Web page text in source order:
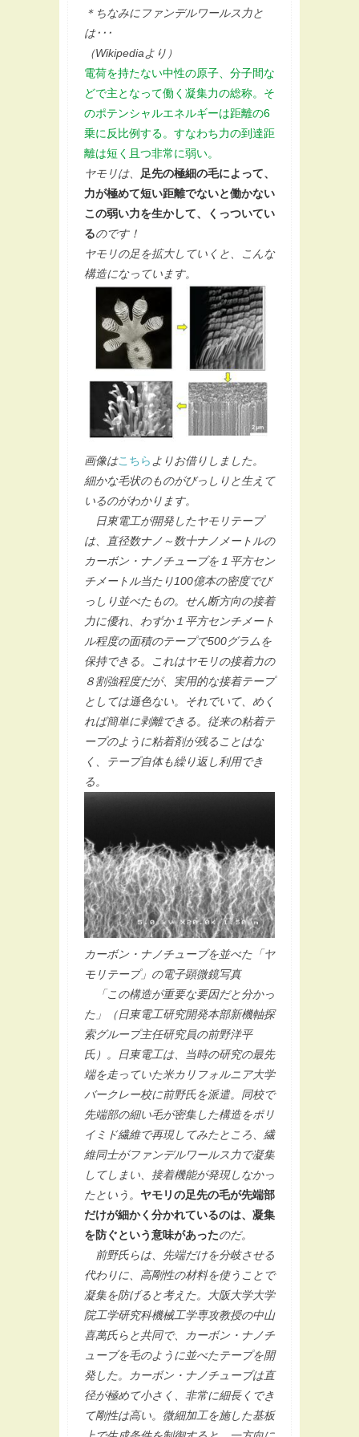
＊ちなみにファンデルワールス力と
は･･･
（Wikipediaより）
電荷を持たない中性の原子、分子間な
どで主となって働く凝集力の総称。そ
のポテンシャルエネルギーは距離の6
乗に反比例する。すなわち力の到達距
離は短く且つ非常に弱い。
ヤモリは、
足先の極細の毛によって、
力が極めて短い距離でないと働かない
この弱い力を生かして、くっついてい
るのです！
ヤモリの足を拡大していくと、こんな
構造になっています。
画像はこちら よりお借りしました。
細かな毛状のものがびっしりと生えて
いるのがわかります。
日東電工が開発したヤモリテープ
は、直径数ナノ～数十ナノメートルの
カーボン・ナノチューブを１平方セン
チメートル当たり100億本の密度でび
っしり並べたもの。せん断方向の接着
力に優れ、わずか１平方センチメート
ル程度の面積のテープで500グラムを
保持できる。これはヤモリの接着力の
８割強程度だが、実用的な接着テープ
としては遜色ない。それでいて、めく
れば簡単に剥離できる。従来の粘着テ
ープのように粘着剤が残ることはな
く、テープ自体も繰り返し利用でき
る。
カーボン・ナノチューブを並べた「ヤ
モリテープ」の電子顕微鏡写真
「この構造が重要な要因だと分かっ
た」（日東電工研究開発本部新機軸探
索グループ主任研究員の前野洋平
氏）。日東電工は、当時の研究の最先
端を走っていた米カリフォルニア大学
バークレー校に前野氏を派遣。同校で
先端部の細い毛が密集した構造をポリ
イミド繊維で再現してみたところ、繊
維同士がファンデルワールス力で凝集
してしまい、接着機能が発現しなかっ
たという。 ヤモリの足先の毛が先端部
だけが細かく分かれているのは、凝集
を防ぐという意味があったのだ。
前野氏らは、先端だけを分岐させる
代わりに、高剛性の材料を使うことで
凝集を防げると考えた。大阪大学大学
院工学研究科機械工学専攻教授の中山
喜萬氏らと共同で、カーボン・ナノチ
ューブを毛のように並べたテープを開
発した。カーボン・ナノチューブは直
径が極めて小さく、非常に細長くでき
て剛性は高い。微細加工を施した基板